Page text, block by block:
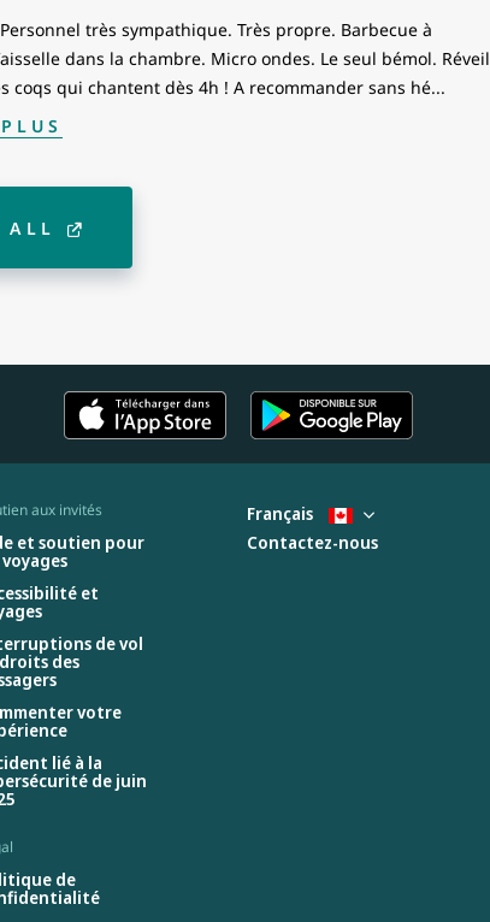
très sympathique. Très propre. Barbecue à
dans la chambre. Micro ondes. Le seul bémol. Réveil
coqs qui chantent dès 4h ! A recommander sans hé...
ALL
aux invités
et soutien pour
voyages
et
de vol
des
votre
lié à la
de juin
de
Français
Contactez-nous